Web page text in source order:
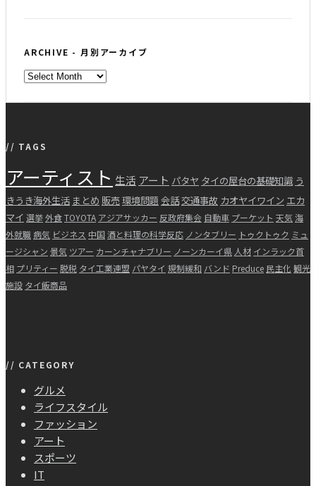
ARCHIVE - 月別アーカイブ
ARCHIVE
ア
カ
ブ
// TAGS
アーティスト 生活 アート パタヤ タイの屋台の基礎知識 う
きうき海外生活 まとめ 販売環境問題 会話交通事故 カオヤイワイン エカ
マイ 選挙外食TOYOTA アジアサッカー 反政府集会 自動車 プーケット 天気 海
外就職病気 ビジネス 中国 酒と料理の科学反応 ノンタブリー トゥクトゥク ミュ
ージシャン 景気 ツアー カーンチャナブリー ノーンカーイ県 人材 インラック首
相 プリティー 脱税 タイ工業連盟 パヤタイ 規制緩和 バンド Preduce 民主化 観光
施設 タイ飯商品
// CATEGORY
グルメ
ライフスタイル
ファッション
アート
スポーツ
IT